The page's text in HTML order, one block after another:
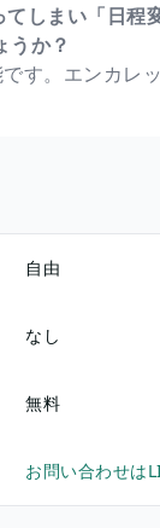
てしまい「日程
うか？
です。エンカレ
自由
なし
無料
お問い合わせは